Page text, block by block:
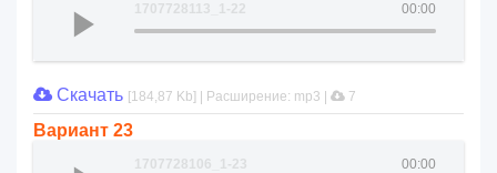
00:00
1707728113_1-22
Скачать [184,87 Kb] | Расширение: mp3 | 7
Вариант 23
00:00
1707728106_1-23